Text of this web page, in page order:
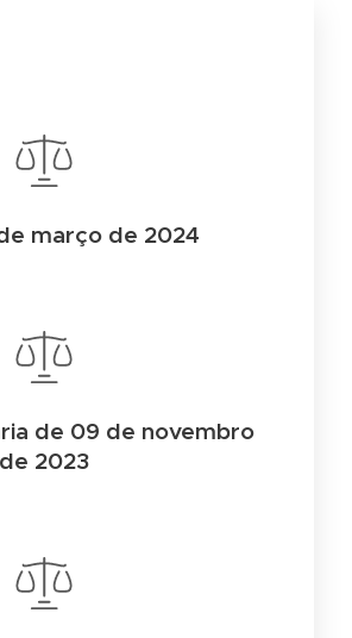
março de 2024
de 09 de novembro
de 2023